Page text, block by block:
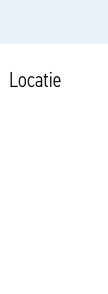
Locatie